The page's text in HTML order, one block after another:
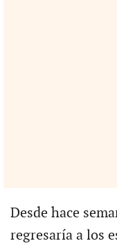
Desde hace
regresaría a los